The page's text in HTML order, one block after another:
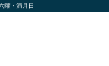
曜・満月日